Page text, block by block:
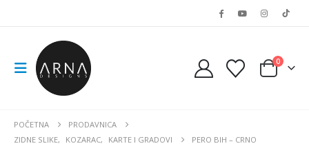
0
POČETNA
PRODAVNICA
ZIDNE SLIKE, KOZARAC, KARTE I GRADOVI PERO BIH – CRNO